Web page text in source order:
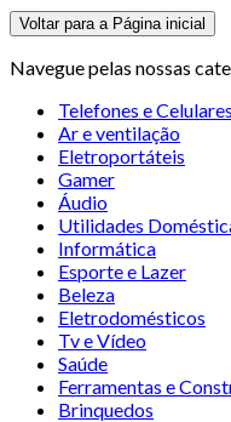
Voltar para a Página inicial
Navegue pelas nossas
Telefones e Celulares
Ar e ventilação
Eletroportáteis
Gamer
Áudio
Utilidades
Informática
Esporte e Lazer
Beleza
Eletrodomésticos
Tv e Vídeo
Saúde
Ferramentas e
Brinquedos